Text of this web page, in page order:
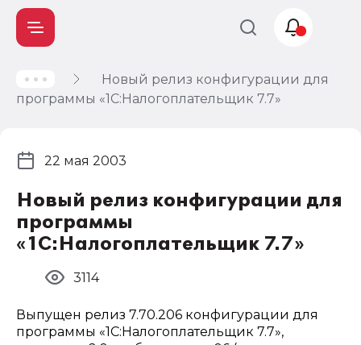
Новый релиз конфигурации для
программы «1С:Налогоплательщик 7.7»
Новый релиз конфигурации для
программы
«1С:Налогоплательщик 7.7»
22 мая 2003
3114
Выпущен релиз 7.70.206 конфигурации для
программы «1С:Налогоплательщик 7.7»,
Учет и
налогообложение